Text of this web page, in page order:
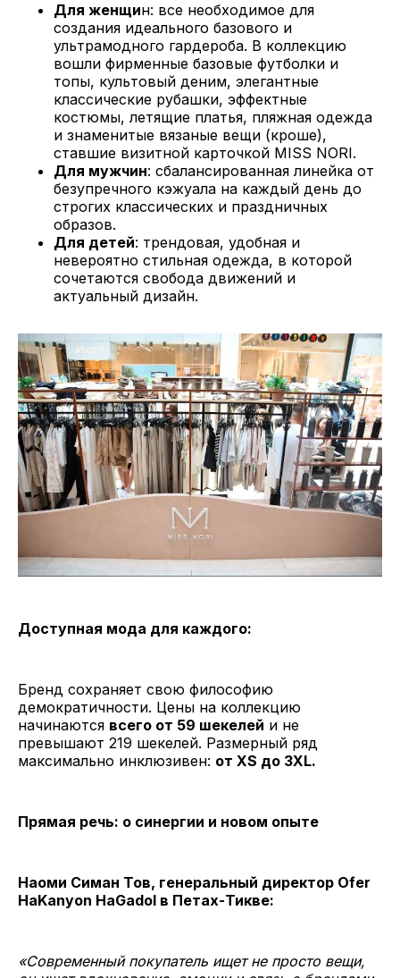
Для женщин: все необходимое для
создания идеального базового и
ультрамодного гардероба. В коллекцию
вошли фирменные базовые футболки и
топы, культовый деним, элегантные
классические рубашки, эффектные
костюмы, летящие платья, пляжная одежда
и знаменитые вязаные вещи (кроше),
ставшие визитной карточкой MISS NORI.
Для мужчин: сбалансированная линейка от
безупречного кэжуала на каждый день до
строгих классических и праздничных
образов.
Для детей: трендовая, удобная и
невероятно стильная одежда, в которой
сочетаются свобода движений и
актуальный дизайн.
Доступная мода для каждого:
Бренд сохраняет свою философию
демократичности. Цены на коллекцию
начинаются всего от 59 шекелей и не
превышают 219 шекелей. Размерный ряд
максимально инклюзивен: от XS до 3XL.
Прямая речь: о синергии и новом опыте
Наоми Симан Тов, генеральный директор Ofer
HaKanyon HaGadol в Петах-Тикве:
«Современный покупатель ищет не просто вещи,